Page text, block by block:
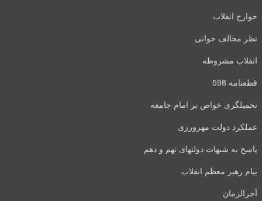
خوارج انقلاب
نظر مخالف خوانی
انقلاب مشروطه
قطعنامه 598
تحمیلگری خواص بر امام جامعه
عملکرد دولت مهرورزی
پاسخ به شبهات دولتهای نهم و دهم
پیام رهبر معظم انقلاب
آخرالزمان